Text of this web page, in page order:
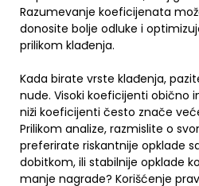
Razumevanje koeficijenata
donosite bolje odluke i
prilikom klađenja.
Kada birate vrste klađenja,
nude. Visoki koeficijenti obično
niži koeficijenti često znače
Prilikom analize, razmislite o
preferirate riskantnije opklade
dobitkom, ili stabilnije opklade
manje nagrade? Korišćenje